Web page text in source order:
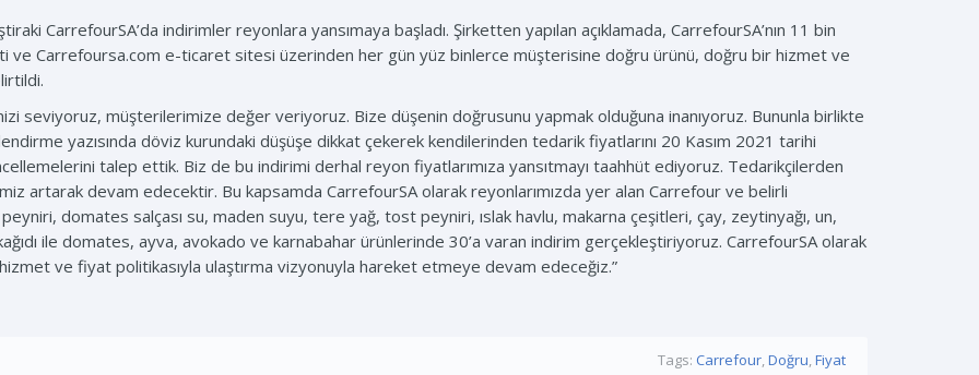
CarrefourSA’da indirimler reyonlara yansımaya başladı. Şirketten yapılan açıklamada, CarrefourSA’nın 11 bin
ve Carrefoursa.com e-ticaret sitesi üzerinden her gün yüz binlerce müşterisine doğru ürünü, doğru bir hizmet ve
seviyoruz, müşterilerimize değer veriyoruz. Bize düşenin doğrusunu yapmak olduğuna inanıyoruz. Bununla birlikte
yazısında döviz kurundaki düşüşe dikkat çekerek kendilerinden tedarik fiyatlarını 20 Kasım 2021 tarihi
talep ettik. Biz de bu indirimi derhal reyon fiyatlarımıza yansıtmayı taahhüt ediyoruz. Tedarikçilerden
artarak devam edecektir. Bu kapsamda CarrefourSA olarak reyonlarımızda yer alan Carrefour ve belirli
domates salçası su, maden suyu, tere yağ, tost peyniri, ıslak havlu, makarna çeşitleri, çay, zeytinyağı, un,
ile domates, ayva, avokado ve karnabahar ürünlerinde 30’a varan indirim gerçekleştiriyoruz. CarrefourSA olarak
ve fiyat politikasıyla ulaştırma vizyonuyla hareket etmeye devam edeceğiz.”
Tags: Carrefour,Doğru,Fiyat